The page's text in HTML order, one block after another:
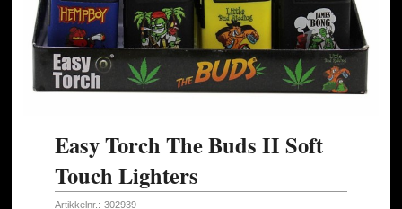
Easy Torch The Buds II Soft
Touch Lighters
Artikkelnr.: 302939